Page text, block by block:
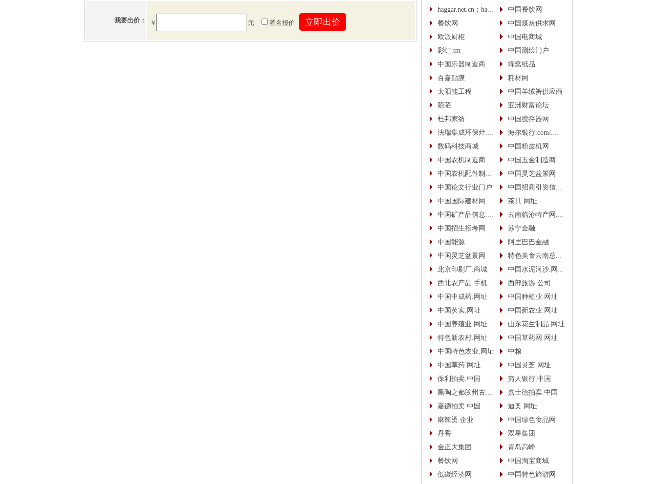
我要出价： ￥ 元 匿名报价
haggar.net.cn；haggar.cn
中国餐饮网
餐饮网
中国煤炭供求网
欧派厨柜
中国电商城
彩虹.tm
中国测绘门户
中国乐器制造商
蜂窝纸品
百嘉贴膜
耗材网
太阳能工程
中国羊绒裤供应商
陌陌
亚洲财富论坛
杜邦家纺
中国搅拌器网
法瑞集成环保灶.中国
海尔银行.com/.中国
数码科技商城
中国粉皮机网
中国农机制造商
中国五金制造商
中国农机配件制造商
中国灵芝盆景网
中国论文行业门户
中国招商引资信息网
中国国际建材网
茶具.网址
中国矿产品信息.网址
云南临沧特产网.网址
中国招生招考网
苏宁金融
中国能源
阿里巴巴金融
中国灵芝盆景网
特色美食云南总代.商城
北京印刷厂.商城
中国水泥河沙.网址(.手机)
西北农产品.手机
西部旅游.公司
中国中成药.网址
中国种植业.网址
中国芡实.网址
中国新农业.网址
中国养殖业.网址
山东花生制品.网址
特色新农村.网址
中国草药网.网址
中国特色农业.网址
中粮
中国草药.网址
中国灵芝.网址
保利拍卖.中国
穷人银行.中国
黑陶之都胶州古酿.中国
嘉士德拍卖.中国
嘉德拍卖.中国
迪奥.网址
麻辣烫.企业
中国绿色食品网
丹香
双星集团
金正大集团
青岛高峰
餐饮网
中国淘宝商城
低碳经济网
中国特色旅游网